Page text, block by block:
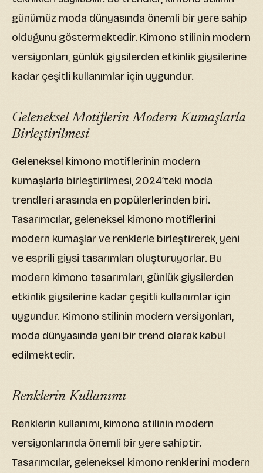
günümüz moda dünyasında önemli bir yere sahip
olduğunu göstermektedir. Kimono stilinin modern
versiyonları, günlük giysilerden etkinlik giysilerine
kadar çeşitli kullanımlar için uygundur.
Geleneksel Motiflerin Modern Kumaşlarla
Birleştirilmesi
Geleneksel kimono motiflerinin modern
kumaşlarla birleştirilmesi, 2024’teki moda
trendleri arasında en popülerlerinden biri.
Tasarımcılar, geleneksel kimono motiflerini
modern kumaşlar ve renklerle birleştirerek, yeni
ve esprili giysi tasarımları oluşturuyorlar. Bu
modern kimono tasarımları, günlük giysilerden
etkinlik giysilerine kadar çeşitli kullanımlar için
uygundur. Kimono stilinin modern versiyonları,
moda dünyasında yeni bir trend olarak kabul
edilmektedir.
Renklerin Kullanımı
Renklerin kullanımı, kimono stilinin modern
versiyonlarında önemli bir yere sahiptir.
Tasarımcılar, geleneksel kimono renklerini modern